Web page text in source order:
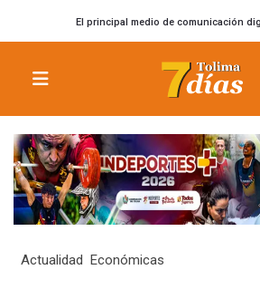
El principal medio de comunicación
Actualidad Económicas